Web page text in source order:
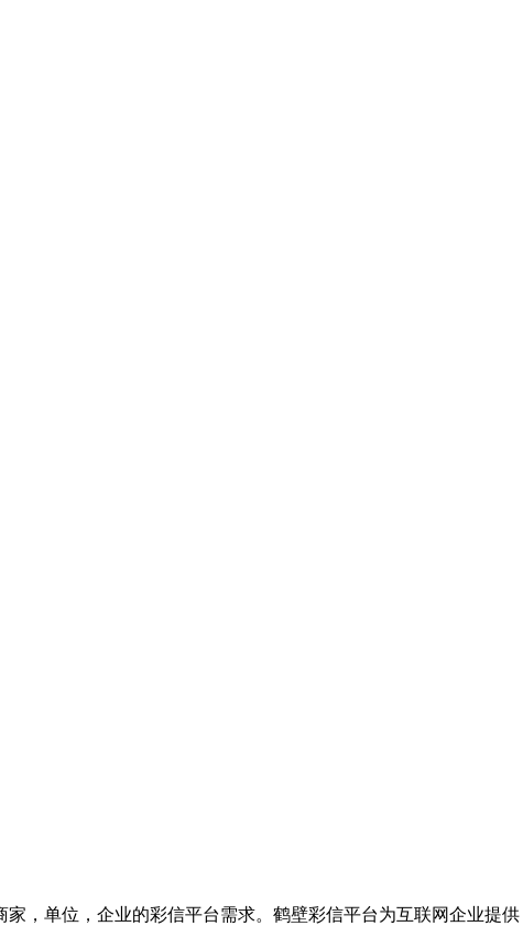
，单位，企业的彩信平台需求。鹤壁彩信平台为互联网企业提